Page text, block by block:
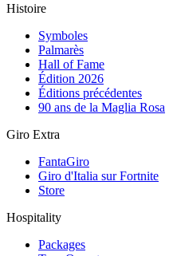
Histoire
Symboles
Palmarès
Hall of Fame
Édition 2026
Éditions précédentes
90 ans de la Maglia Rosa
Giro Extra
FantaGiro
Giro d'Italia sur Fortnite
Store
Hospitality
Packages